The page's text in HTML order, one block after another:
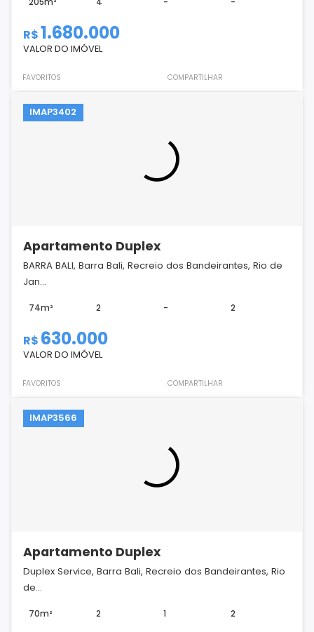
R$1.680.000
VALOR DO IMÓVEL
FAVORITOS COMPARTILHAR
IMAP3402
Apartamento Duplex
BARRA BALI, Barra Bali, Recreio dos Bandeirantes, Rio de
Jan...
74m² 2 - 2
R$ 630.000
VALOR DO IMÓVEL
FAVORITOS COMPARTILHAR
IMAP3566
Apartamento Duplex
Duplex Service, Barra Bali, Recreio dos Bandeirantes, Rio
de...
70m² 2 1 2